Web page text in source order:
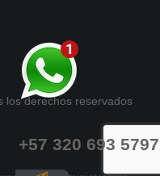
los derechos reservados
+57 320 693 5797